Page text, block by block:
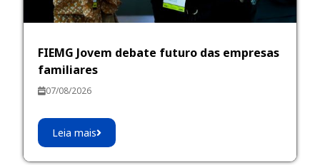
FIEMG Jovem debate futuro das empresas
familiares
07/08/2026
Leia mais